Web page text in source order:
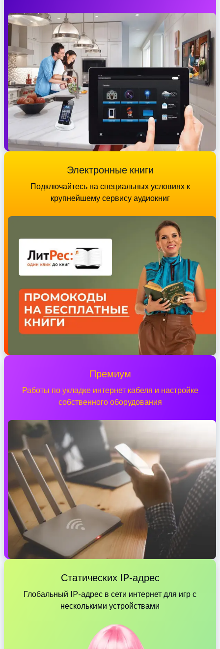
Электронные книги
Подключайтесь на специальных условиях к
крупнейшему сервису аудиокниг
Премиум
Работы по укладке интернет кабеля и настройке
собственного оборудования
Статических IP-адрес
Глобальный IP-адрес в сети интернет для игр с
несколькими устройствами